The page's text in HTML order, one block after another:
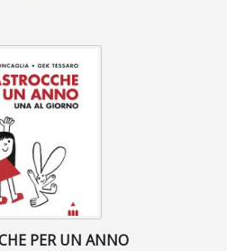
PER UN ANNO